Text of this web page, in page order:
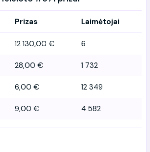
Prizas Laimėtojai
12 130,00 € 6
28,00 € 1 732
6,00 € 12 349
9,00 € 4 582